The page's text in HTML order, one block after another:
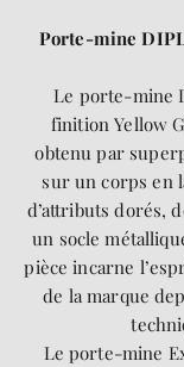
Porte-mine
Le porte-mine
finition Yellow
obtenu par
sur un corps en
d’attributs dorés,
un socle
pièce incarne
de la marque
Le porte-mine